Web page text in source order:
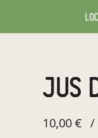
Jus
10,00 € /